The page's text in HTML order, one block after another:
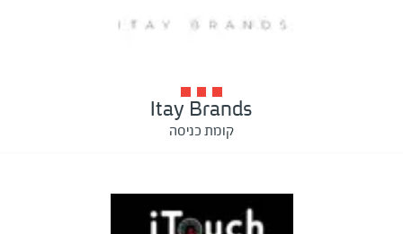
Itay Brands
קומת כניסה